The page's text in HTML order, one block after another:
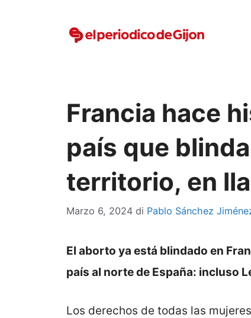
Francia hace
país que
territorio, en
Marzo 6, 2024 di Pablo Sánchez
El aborto ya está blindado en
país al norte de España: incluso
Los derechos de todas las